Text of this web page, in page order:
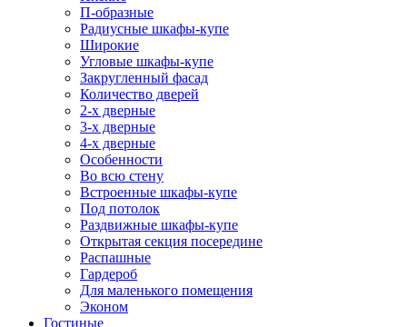
П-образные
Радиусные шкафы-купе
Широкие
Угловые шкафы-купе
Закругленный фасад
Количество дверей
2-х дверные
3-х дверные
4-х дверные
Особенности
Во всю стену
Встроенные шкафы-купе
Под потолок
Раздвижные шкафы-купе
Открытая секция посередине
Распашные
Гардероб
Для маленького помещения
Эконом
Гостиные